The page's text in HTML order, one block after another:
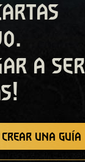
a ser
crear una guía